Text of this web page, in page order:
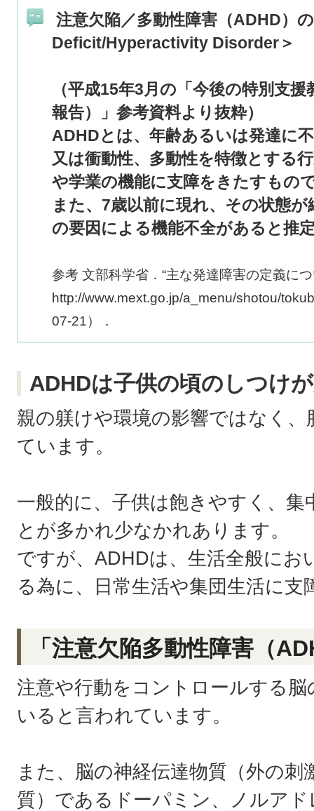
注意欠陥／多動性障害（ADHD
Deficit/Hyperactivity Disorder＞
（平成15年3月の「今後の特別支
報告）」参考資料より抜粋）
ADHDとは、年齢あるいは発達に
又は衝動性、多動性を特徴とする
や学業の機能に支障をきたすもの
また、7歳以前に現れ、その状態
の要因による機能不全があると推
参考 文部科学省．“主な発達障害の定義に
http://www.mext.go.jp/a_menu/shotou/
07-21）．
ADHDは子供の頃のしつけ
親の躾けや環境の影響ではなく
ています。
一般的に、子供は飽きやすく、
とが多かれ少なかれあります。
ですが、ADHDは、生活全般にお
る為に、日常生活や集団生活に支
「注意欠陥多動性障害（
注意や行動をコントロールする
いると言われています。
また、脳の神経伝達物質（外の
質）であるドーパミン、ノルア